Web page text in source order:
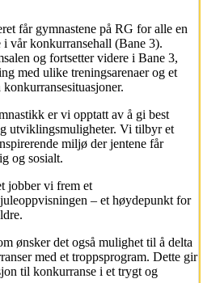
får gymnastene på RG for alle en
vår konkurransehall (Bane 3).
og fortsetter videre i Bane 3,
med ulike treningsarenaer og et
er vi opptatt av å gi best
utviklingsmuligheter. Vi tilbyr et
miljø der jentene får
og sosialt.
jobber vi frem et
– et høydepunkt for
ønsker det også mulighet til å delta
med et troppsprogram. Dette gir
til konkurranse i et trygt og